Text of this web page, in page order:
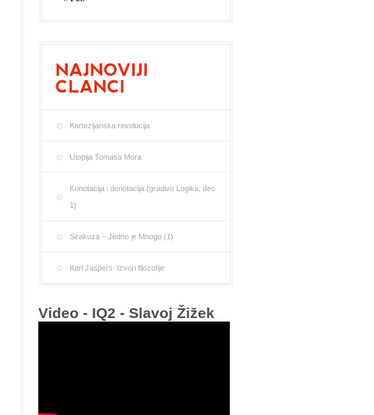
Kartezijanska revolucija
Utopija Tomasa Mora
Konotacija i denotacija (gradivo Logika, deo
1)
Sirakuza – Jedno je Mnogo (1)
Karl Jaspers: Izvori filozofije
Video - IQ2 - Slavoj Žižek